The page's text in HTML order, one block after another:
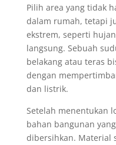
Pilih area yang tidak
dalam rumah, tetapi
ekstrem, seperti
langsung. Sebuah
belakang atau teras
dengan
dan listrik.
Setelah menentukan
bahan bangunan
dibersihkan. Material